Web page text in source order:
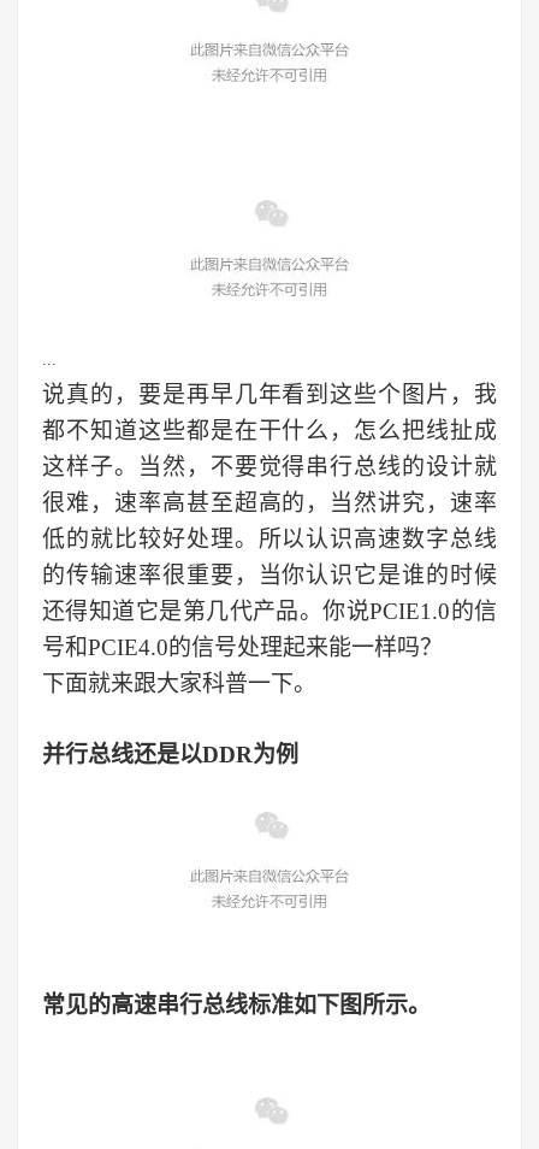
...
说真的，要是再早几年看到这些个图片，我
都不知道这些都是在干什么，怎么把线扯成
这样子。当然，不要觉得串行总线的设计就
很难，速率高甚至超高的，当然讲究，速率
低的就比较好处理。所以认识高速数字总线
的传输速率很重要，当你认识它是谁的时候
还得知道它是第几代产品。你说PCIE1.0的信
号和PCIE4.0的信号处理起来能一样吗？
下面就来跟大家科普一下。
并行总线还是以DDR为例
常见的高速串行总线标准如下图所示。